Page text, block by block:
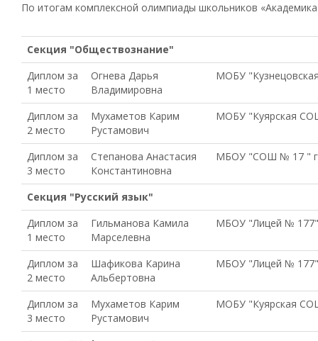
По итогам комплексной олимпиады школьников
Секция "Обществознание"
Диплом за
1 место
Огнева Дарья
Владимировна
МОБУ
Диплом за
2 место
Мухаметов Карим
Рустамович
МОБУ "Куярская
Диплом за
3 место
Степанова Анастасия
Константиновна
МБОУ "СОШ № 17 " г.
Секция "Русский язык"
Диплом за
1 место
Гильманова Камила
Марселевна
МБОУ "Лицей № 177"
Диплом за
2 место
Шафикова Карина
Альбертовна
МБОУ "Лицей № 177"
Диплом за
3 место
Мухаметов Карим
Рустамович
МОБУ "Куярская